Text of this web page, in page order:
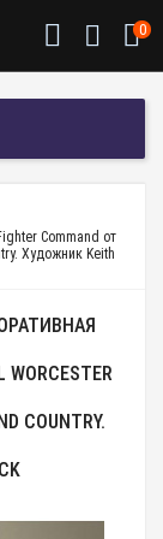
0
Command oт
Художник Keith
COUNTRY.